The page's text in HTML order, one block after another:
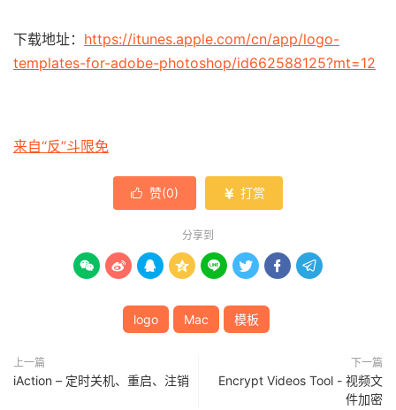
下载地址： https://itunes.apple.com/cn/app/logo-
templates-for-adobe-photoshop/id662588125?mt=12
来自“反”斗限免
 赞(0)  打赏
分享到
       
logo Mac 模板
上一篇
iAction – 定时关机、重启、注销
下一篇
Encrypt Videos Tool - 视频文
件加密